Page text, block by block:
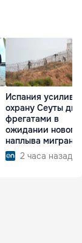
Испания
охрану Сеуты
фрегатами в
ожидании нового
наплыва
2 часа назад